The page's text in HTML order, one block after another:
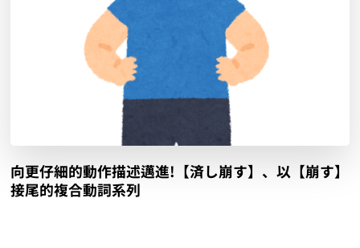
向更仔細的動作描述邁進!【済し崩す】、以【崩す】
接尾的複合動詞系列